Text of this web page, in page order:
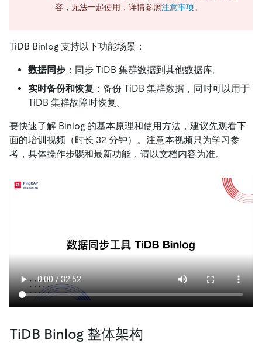
容，无法一起使用，详情参照注意事项。
TiDB Binlog 支持以下功能场景：
数据同步 ：同步 TiDB 集群数据到其他数据库。
实时备份和恢复 ：备份 TiDB 集群数据，同时可以用于
TiDB 集群故障时恢复。
要快速了解 Binlog 的基本原理和使用方法，建议先观看下
面的培训视频（时长 32 分钟）。注意本视频只为学习参
考，具体操作步骤和最新功能，请以文档内容为准。
TiDB Binlog 整体架构